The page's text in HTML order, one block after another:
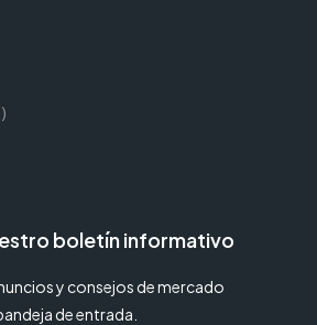
boletín informativo
y consejos de mercado
de entrada.